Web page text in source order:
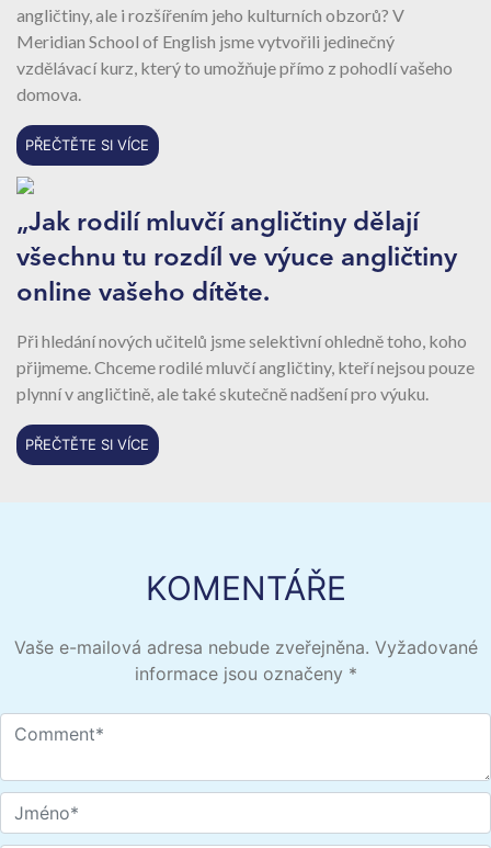
angličtiny, ale i rozšířením jeho kulturních obzorů? V
Meridian School of English jsme vytvořili jedinečný
vzdělávací kurz, který to umožňuje přímo z pohodlí vašeho
domova.
PŘEČTĚTE SI VÍCE
„Jak rodilí mluvčí angličtiny dělají
všechnu tu rozdíl ve výuce angličtiny
online vašeho dítěte.
Při hledání nových učitelů jsme selektivní ohledně toho, koho
přijmeme. Chceme rodilé mluvčí angličtiny, kteří nejsou pouze
plynní v angličtině, ale také skutečně nadšení pro výuku.
PŘEČTĚTE SI VÍCE
KOMENTÁŘE
Vaše e-mailová adresa nebude zveřejněna. Vyžadované
informace jsou označeny *